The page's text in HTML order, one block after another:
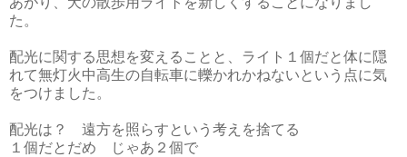
た。
配光に関する思想を変えることと、ライト１個だと体に隠
れて無灯火中高生の自転車に轢かれかねないという点に気
をつけました。
配光は？ 遠方を照らすという考えを捨てる
１個だとだめ じゃあ２個で